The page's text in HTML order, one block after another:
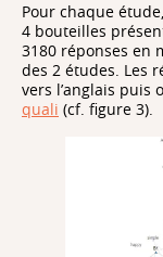
Pour chaque
4 bouteilles
3180 réponses en
des 2 études. Les
vers l’anglais puis
quali (cf. figure 3).